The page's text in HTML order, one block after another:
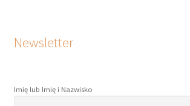
Newsletter
Imię lub Imię i Nazwisko